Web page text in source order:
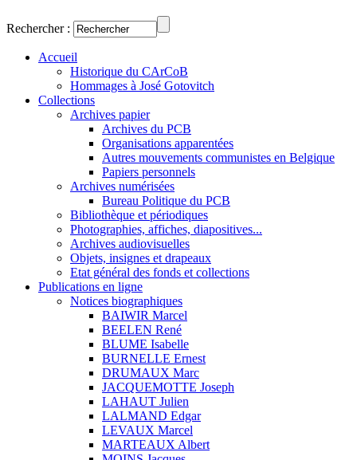
Rechercher :
Accueil
Historique du CArCoB
Hommages à José Gotovitch
Collections
Archives papier
Archives du PCB
Organisations apparentées
Autres mouvements communistes en Belgique
Papiers personnels
Archives numérisées
Bureau Politique du PCB
Bibliothèque et périodiques
Photographies, affiches, diapositives...
Archives audiovisuelles
Objets, insignes et drapeaux
Etat général des fonds et collections
Publications en ligne
Notices biographiques
BAIWIR Marcel
BEELEN René
BLUME Isabelle
BURNELLE Ernest
DRUMAUX Marc
JACQUEMOTTE Joseph
LAHAUT Julien
LALMAND Edgar
LEVAUX Marcel
MARTEAUX Albert